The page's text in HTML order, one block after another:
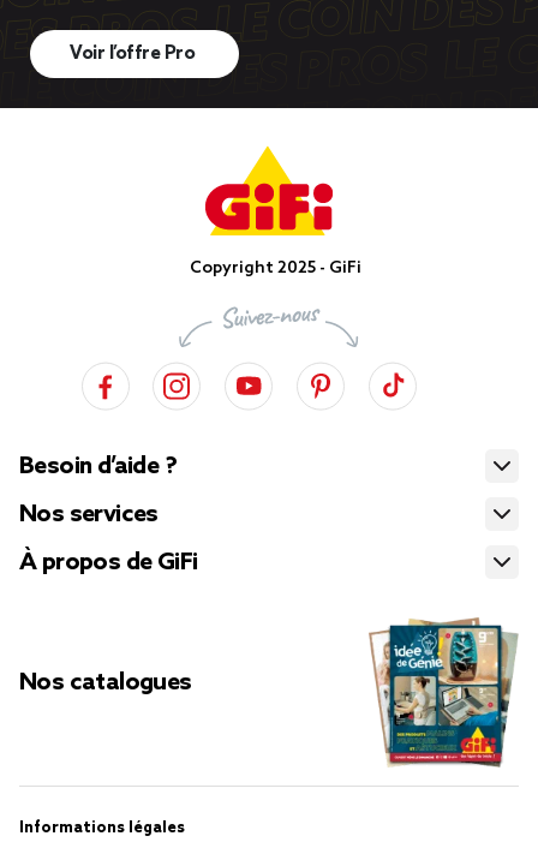
Voir l’offre Pro
Copyright 2025 - GiFi
Besoin d’aide ?
Nos services
À propos de GiFi
Nos catalogues
Informations légales